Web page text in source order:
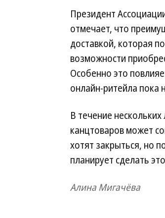
Президент
отмечает, что
доставкой, которая
возможности
Особенно это
онлайн-ритейла пока
В течение
канцтоваров может
хотят закрыться, но
планирует сделать
Алина Мигачёва